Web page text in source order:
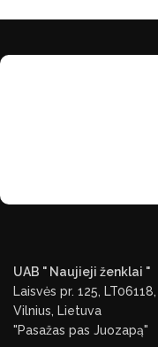
UAB " Naujieji ženklai "
Laisvės pr. 125, LT06118,
Vilnius, Lietuva
"Pasažas pas Juozapą"